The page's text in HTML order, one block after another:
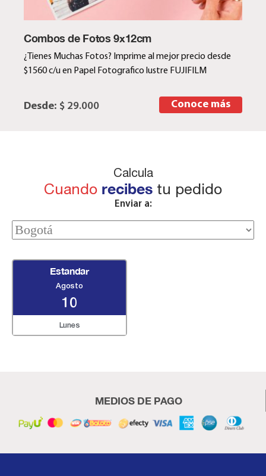
Combos de Fotos 9x12cm
¿Tienes Muchas Fotos? Imprime al mejor precio desde
$1560 c/u en Papel Fotografico lustre FUJIFILM
Desde: $ 29.000 Conoce más
Calcula
Cuando recibes tu pedido
Enviar a:
Estandar
Agosto
10
Lunes
MEDIOS DE PAGO